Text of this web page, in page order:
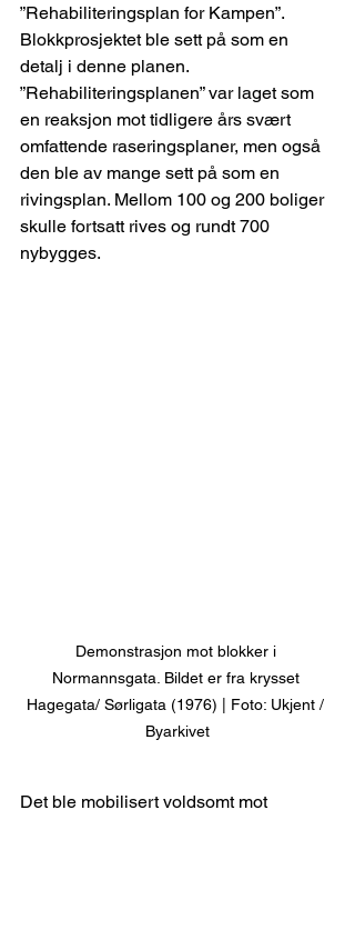
”Rehabiliteringsplan for Kampen”.
Blokkprosjektet ble sett på som en
detalj i denne planen.
”Rehabiliteringsplanen” var laget som
en reaksjon mot tidligere års svært
omfattende raseringsplaner, men også
den ble av mange sett på som en
rivingsplan. Mellom 100 og 200 boliger
skulle fortsatt rives og rundt 700
nybygges.
Demonstrasjon mot blokker i
Normannsgata. Bildet er fra krysset
Hagegata/ Sørligata (1976) | Foto: Ukjent /
Byarkivet
Det ble mobilisert voldsomt mot